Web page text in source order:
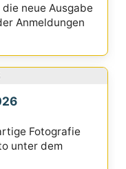
neue Ausgabe
Anmeldungen
Fotografie
unter dem